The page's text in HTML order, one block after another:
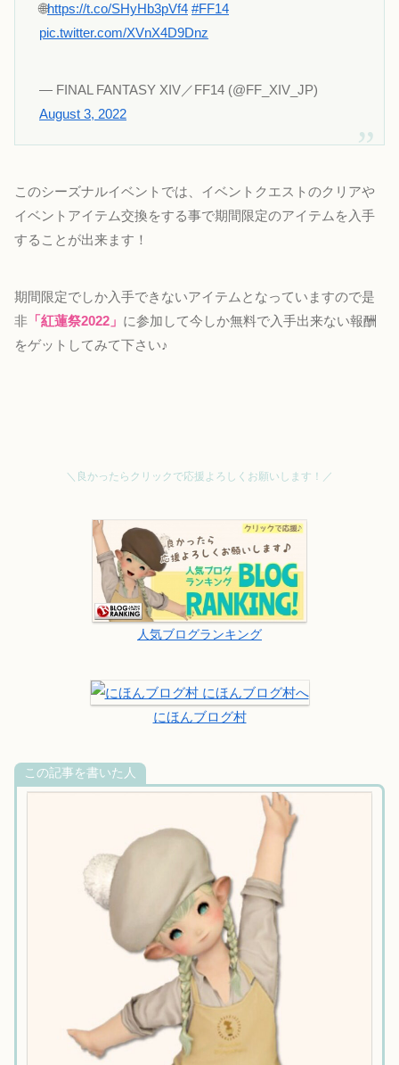
🌐https://t.co/SHyHb3pVf4 #FF14
pic.twitter.com/XVnX4D9Dnz
— FINAL FANTASY XIV／FF14 (@FF_XIV_JP)
August 3, 2022
このシーズナルイベントでは、イベントクエストのクリアや
イベントアイテム交換をする事で期間限定のアイテムを入手
することが出来ます！
期間限定でしか入手できないアイテムとなっていますので是
非 「紅蓮祭2022」 に参加して今しか無料で入手出来ない報酬
をゲットしてみて下さい♪
＼良かったらクリックで応援よろしくお願いします！／
人気ブログランキング
にほんブログ村
この記事を書いた人